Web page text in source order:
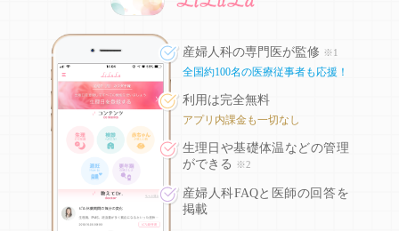
産婦人科の専門医が監修 ※1
全国約100名の医療従事者も応援！
利用は完全無料
アプリ内課金も一切なし
生理日や基礎体温などの管理
ができる
※2
産婦人科FAQと医師の回答を
掲載